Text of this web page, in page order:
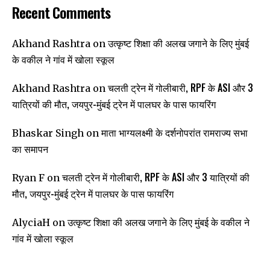
Recent Comments
Akhand Rashtra onउत्कृष्ट शिक्षा की अलख जगाने के लिए मुंबई
के वकील ने गांव में खोला स्कूल
Akhand Rashtra onचलती ट्रेन में गोलीबारी, RPF के ASI और 3
यात्रियों की मौत, जयपुर-मुंबई ट्रेन में पालघर के पास फायरिंग
Bhaskar Singh onमाता भाग्यलक्ष्मी के दर्शनोपरांत रामराज्य सभा
का समापन
Ryan F onचलती ट्रेन में गोलीबारी, RPF के ASI और 3 यात्रियों की
मौत, जयपुर-मुंबई ट्रेन में पालघर के पास फायरिंग
AlyciaH onउत्कृष्ट शिक्षा की अलख जगाने के लिए मुंबई के वकील ने
गांव में खोला स्कूल